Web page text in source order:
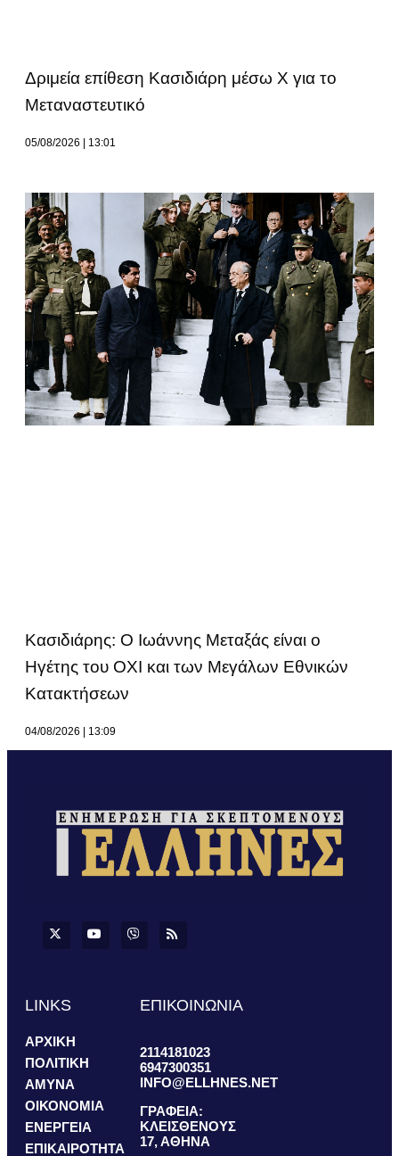
Δριμεία επίθεση Κασιδιάρη μέσω Χ για το
Μεταναστευτικό
05/08/2026 13:01
Κασιδιάρης: Ο Ιωάννης Μεταξάς είναι ο
Ηγέτης του ΟΧΙ και των Μεγάλων Εθνικών
Κατακτήσεων
04/08/2026 13:09
LINKS
ΑΡΧΙΚΗ
ΠΟΛΙΤΙΚΗ
ΑΜΥΝΑ
ΟΙΚΟΝΟΜΙΑ
ΕΝΕΡΓΕΙΑ
ΕΠΙΚΑΙΡΟΤΗΤΑ
ΕΠΙΚΟΙΝΩΝΙΑ
2114181023
6947300351
INFO@ELLHNES.NET
ΓΡΑΦΕΙΑ:
ΚΛΕΙΣΘΕΝΟΥΣ
17, ΑΘΗΝΑ